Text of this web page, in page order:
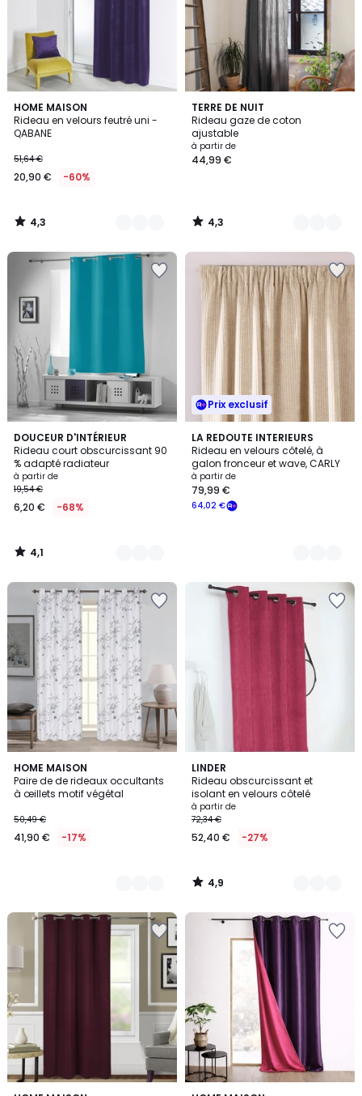
HOME MAISON
Rideau en velours feutré uni -
QABANE
51,64 €
20,90 € -60%
4,3
/ 5
10
Couleurs
4,3
/
TERRE DE NUIT
Rideau gaze de coton
ajustable
à partir de
44,99 €
4,3
/ 5
13
Couleurs
4,3
/
DOUCEUR D'INTÉRIEUR
Rideau court obscurcissant 90
% adapté radiateur
à partir de
19,54 €
6,20 € -68%
4,1
/ 5
11
Couleurs
4,1
/
Prix exclusif
LA REDOUTE INTERIEURS
Rideau en velours côtelé, à
galon fronceur et wave, CARLY
à partir de
64,02 €
79,99 €
5
Couleurs
HOME MAISON
Paire de de rideaux occultants
à œillets motif végétal
50,49 €
41,90 € -17%
5
Couleurs
LINDER
Rideau obscurcissant et
isolant en velours côtelé
à partir de
72,34 €
52,40 € -27%
4,9
/ 5
7
Couleurs
4,9
/